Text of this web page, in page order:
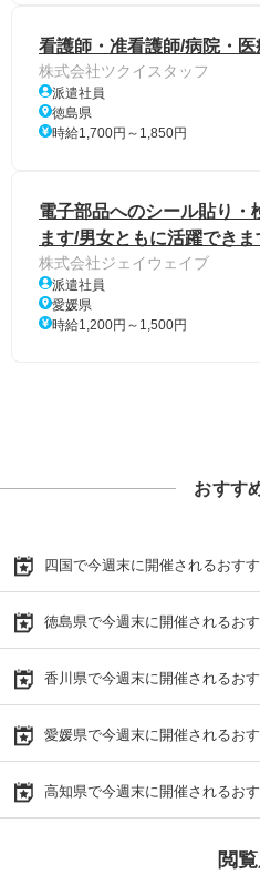
看護師・准看護師/病院・
株式会社ツクイスタッフ
派遣社員
徳島県
時給1,700円～1,850円
電子部品へのシール貼り・
ます/男女ともに活躍できま
株式会社ジェイウェイブ
派遣社員
愛媛県
時給1,200円～1,500円
おすす
四国で今週末に開催されるおす
徳島県で今週末に開催されるお
香川県で今週末に開催されるお
愛媛県で今週末に開催されるお
高知県で今週末に開催されるお
閲